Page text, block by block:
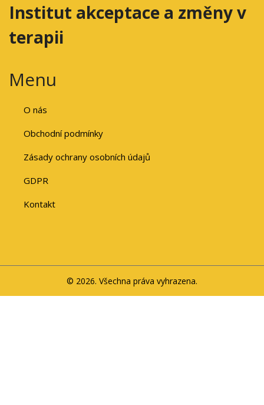
Institut akceptace a změny v
terapii
Menu
O nás
Obchodní podmínky
Zásady ochrany osobních údajů
GDPR
Kontakt
© 2026. Všechna práva vyhrazena.